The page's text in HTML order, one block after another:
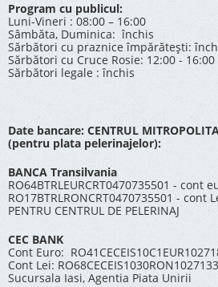
Program cu publicul:
Luni-Vineri : 08:00 – 16:00
Sâmbăta, Duminica: închis
Sărbători cu praznice împărătești:
Sărbători cu Cruce Rosie: 12:00 - 16:00
Sărbători legale : închis
Date bancare: CENTRUL
(pentru plata pelerinajelor):
BANCA Transilvania
RO64BTRLEURCRT0470735501 - cont
RO17BTRLRONCRT0470735501 - cont
PENTRU CENTRUL DE PELERINAJ
CEC BANK
Cont Euro:
Cont Lei: RO68CECEIS1030RON1027133
Sucursala Iasi, Agentia Piata Unirii